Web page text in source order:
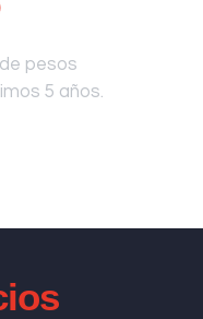
pesos
5 años.